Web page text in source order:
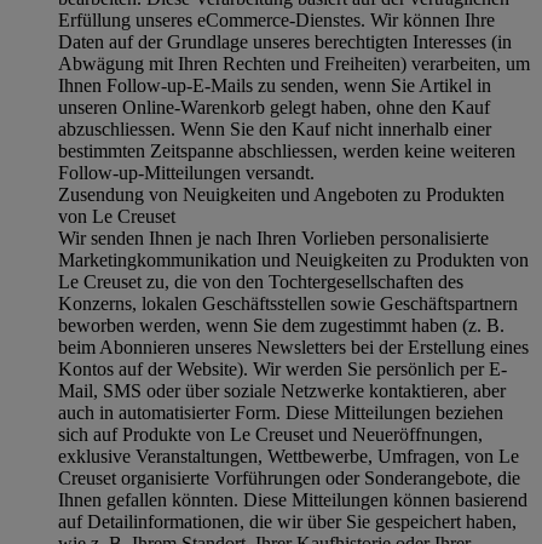
Erfüllung unseres eCommerce-Dienstes. Wir können Ihre
Daten auf der Grundlage unseres berechtigten Interesses (in
Abwägung mit Ihren Rechten und Freiheiten) verarbeiten, um
Ihnen Follow-up-E-Mails zu senden, wenn Sie Artikel in
unseren Online-Warenkorb gelegt haben, ohne den Kauf
abzuschliessen. Wenn Sie den Kauf nicht innerhalb einer
bestimmten Zeitspanne abschliessen, werden keine weiteren
Follow-up-Mitteilungen versandt.
Zusendung von Neuigkeiten und Angeboten zu Produkten
von Le Creuset
Wir senden Ihnen je nach Ihren Vorlieben personalisierte
Marketingkommunikation und Neuigkeiten zu Produkten von
Le Creuset zu, die von den Tochtergesellschaften des
Konzerns, lokalen Geschäftsstellen sowie Geschäftspartnern
beworben werden, wenn Sie dem zugestimmt haben (z. B.
beim Abonnieren unseres Newsletters bei der Erstellung eines
Kontos auf der Website). Wir werden Sie persönlich per E-
Mail, SMS oder über soziale Netzwerke kontaktieren, aber
auch in automatisierter Form. Diese Mitteilungen beziehen
sich auf Produkte von Le Creuset und Neueröffnungen,
exklusive Veranstaltungen, Wettbewerbe, Umfragen, von Le
Creuset organisierte Vorführungen oder Sonderangebote, die
Ihnen gefallen könnten. Diese Mitteilungen können basierend
auf Detailinformationen, die wir über Sie gespeichert haben,